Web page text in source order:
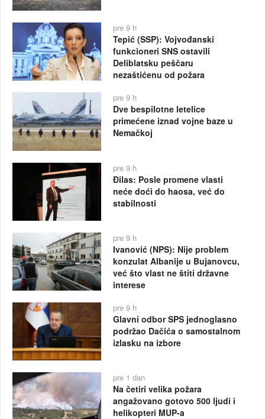
pre 9 h
Tepić (SSP): Vojvođanski
funkcioneri SNS ostavili
Deliblatsku peščaru
nezaštićenu od požara
pre 9 h
Dve bespilotne letelice
primećene iznad vojne baze u
Nemačkoj
pre 9 h
Đilas: Posle promene vlasti
neće doći do haosa, već do
stabilnosti
pre 9 h
Ivanović (NPS): Nije problem
konzulat Albanije u Bujanovcu,
već što vlast ne štiti državne
interese
pre 9 h
Glavni odbor SPS jednoglasno
podržao Dačića o samostalnom
izlasku na izbore
pre 1 dan
Na četiri velika požara
angažovano gotovo 500 ljudi i
helikopteri MUP-a